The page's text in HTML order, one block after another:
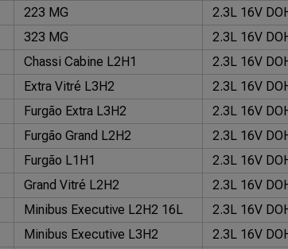
223 MG 2.3L 16V
323 MG 2.3L 16V
Chassi Cabine L2H1 2.3L 16V
Extra Vitré L3H2 2.3L 16V
Furgão Extra L3H2 2.3L 16V
Furgão Grand L2H2 2.3L 16V
Furgão L1H1 2.3L 16V
Grand Vitré L2H2 2.3L 16V
Minibus Executive L2H2 16L 2.3L 16V
Minibus Executive L3H2 2.3L 16V